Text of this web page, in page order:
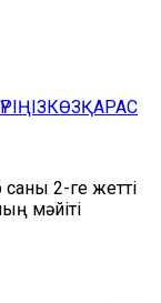
КӨЗҚАРАС
саны 2-ге жетті
мәйіті